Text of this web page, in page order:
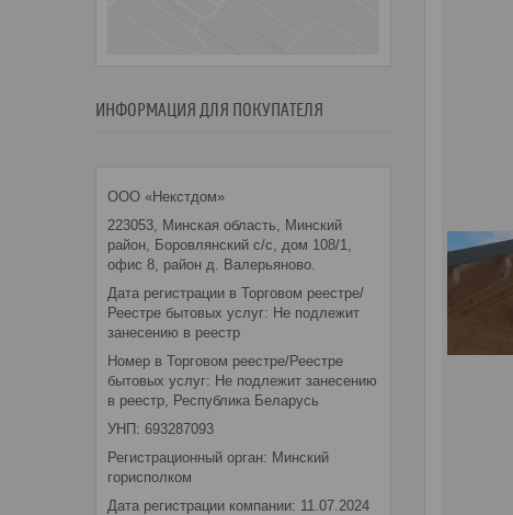
ИНФОРМАЦИЯ ДЛЯ ПОКУПАТЕЛЯ
ООО «Некстдом»
223053, Минская область, Минский
район, Боровлянский с/с, дом 108/1,
офис 8, район д. Валерьяново.
Дата регистрации в Торговом реестре/
Реестре бытовых услуг: Не подлежит
занесению в реестр
Номер в Торговом реестре/Реестре
бытовых услуг: Не подлежит занесению
в реестр, Республика Беларусь
УНП: 693287093
Регистрационный орган: Минский
горисполком
Дата регистрации компании: 11.07.2024